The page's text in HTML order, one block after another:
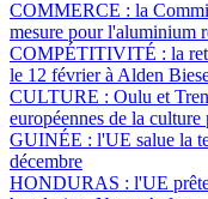
COMMERCE : la
mesure pour l'aluminium
COMPÉTITIVITÉ : la
le 12 février à Alden
CULTURE : Oulu et
européennes de la
GUINÉE : l'UE salue la
décembre
HONDURAS : l'UE